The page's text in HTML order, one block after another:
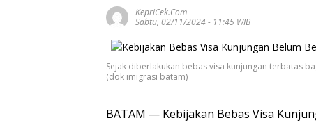
KepriCek.com
Sabtu, 02/11/2024 - 11:45 WIB
Sejak diberlakukan bebas visa kunjungan terbatas
(dok imigrasi batam)
BATAM — Kebijakan Bebas Visa